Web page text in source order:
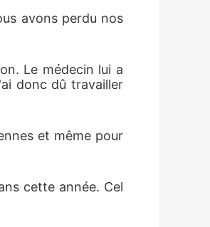
avons perdu nos
Le médecin lui a
donc dû travailler
et même pour
cette année. Cel